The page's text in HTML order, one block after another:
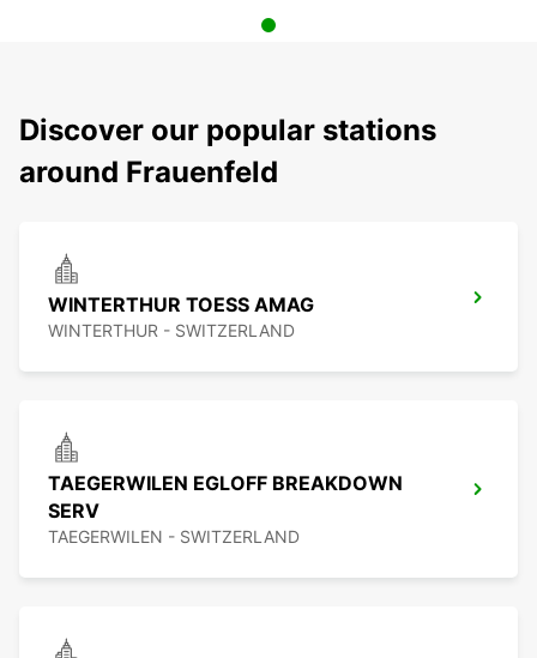
Discover our popular stations
around Frauenfeld
WINTERTHUR TOESS AMAG
WINTERTHUR - SWITZERLAND
TAEGERWILEN EGLOFF BREAKDOWN
SERV
TAEGERWILEN - SWITZERLAND